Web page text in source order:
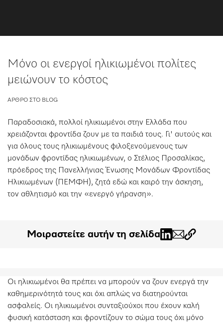
Λίστα επιθυμιών
Μόνο οι ενεργοί ηλικιωμένοι πολίτες
μειώνουν το κόστος
ΆΡΘΡΟ ΣΤΟ BLOG
Παραδοσιακά, πολλοί ηλικιωμένοι στην Ελλάδα που
χρειάζονται φροντίδα ζουν με τα παιδιά τους. Γι' αυτούς και
για όλους τους ηλικιωμένους φιλοξενούμενους των
μονάδων φροντίδας ηλικιωμένων, ο Στέλιος Προσαλίκας,
πρόεδρος της Πανελλήνιας Ένωσης Μονάδων Φροντίδας
Ηλικιωμένων (ΠΕΜΦΗ), ζητά εδώ και καιρό την άσκηση,
τον αθλητισμό και την «ενεργό γήρανση».
Μοιραστείτε αυτήν τη σελίδα
Οι ηλικιωμένοι θα πρέπει να μπορούν να ζουν ενεργά την
καθημερινότητά τους και όχι απλώς να διατηρούνται
ασφαλείς. Οι ηλικιωμένοι συνταξιούχοι που έχουν καλή
φυσική κατάσταση και φροντίζουν το σώμα τους όχι μόνο